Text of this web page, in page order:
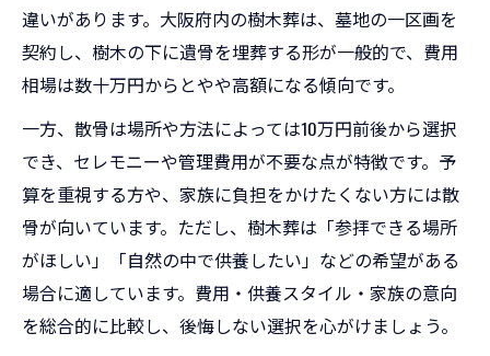
違いがあります。大阪府内の樹木葬は、墓地の一区画を
契約し、樹木の下に遺骨を埋葬する形が一般的で、費用
相場は数十万円からとやや高額になる傾向です。
一方、散骨は場所や方法によっては10万円前後から選択
でき、セレモニーや管理費用が不要な点が特徴です。予
算を重視する方や、家族に負担をかけたくない方には散
骨が向いています。ただし、樹木葬は「参拝できる場所
がほしい」「自然の中で供養したい」などの希望がある
場合に適しています。費用・供養スタイル・家族の意向
を総合的に比較し、後悔しない選択を心がけましょう。